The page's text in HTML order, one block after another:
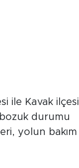
ile Kavak ilçesi
durumu
yolun bakım